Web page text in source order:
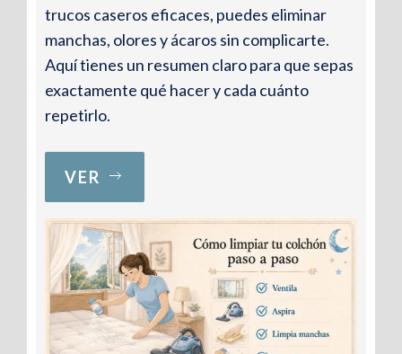
trucos caseros eficaces, puedes eliminar
manchas, olores y ácaros sin complicarte.
Aquí tienes un resumen claro para que sepas
exactamente qué hacer y cada cuánto
repetirlo.
VER